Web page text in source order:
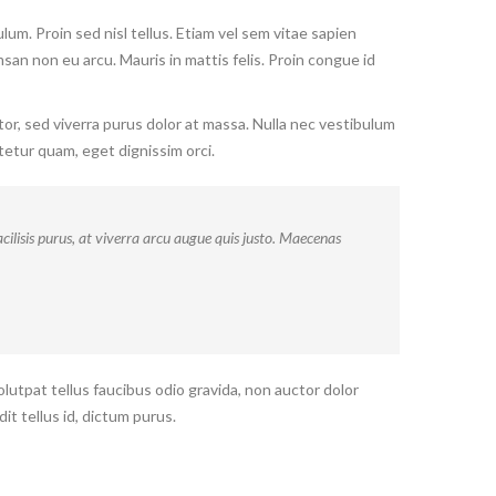
Proin sed nisl tellus. Etiam vel sem vitae sapien
non eu arcu. Mauris in mattis felis. Proin congue id
sed viverra purus dolor at massa. Nulla nec vestibulum
quam, eget dignissim orci.
purus, at viverra arcu augue quis justo. Maecenas
tellus faucibus odio gravida, non auctor dolor
tellus id, dictum purus.